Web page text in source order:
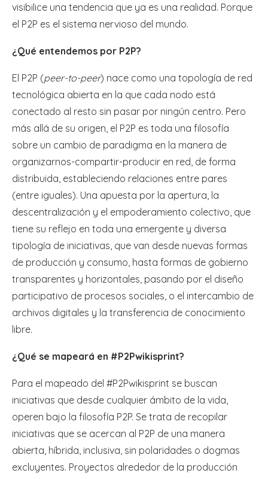
visibilice una tendencia que ya es una realidad. Porque
el P2P es el sistema nervioso del mundo.
¿Qué entendemos por P2P?
El P2P (peer-to-peer) nace como una topología de red
tecnológica abierta en la que cada nodo está
conectado al resto sin pasar por ningún centro. Pero
más allá de su origen, el P2P es toda una filosofía
sobre un cambio de paradigma en la manera de
organizarnos-compartir-producir en red, de forma
distribuida, estableciendo relaciones entre pares
(entre iguales). Una apuesta por la apertura, la
descentralización y el empoderamiento colectivo, que
tiene su reflejo en toda una emergente y diversa
tipología de iniciativas, que van desde nuevas formas
de producción y consumo, hasta formas de gobierno
transparentes y horizontales, pasando por el diseño
participativo de procesos sociales, o el intercambio de
archivos digitales y la transferencia de conocimiento
libre.
¿Qué se mapeará en #P2Pwikisprint?
Para el mapeado del #P2Pwikisprint se buscan
iniciativas que desde cualquier ámbito de la vida,
operen bajo la filosofía P2P. Se trata de recopilar
iniciativas que se acercan al P2P de una manera
abierta, híbrida, inclusiva, sin polaridades o dogmas
excluyentes. Proyectos alrededor de la producción